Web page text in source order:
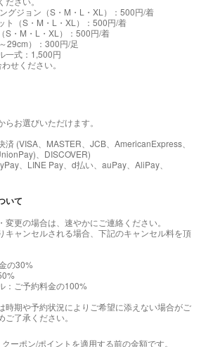
グジョン（S・M・L・XL）：500円/着
ト（S・M・L・XL）：500円/着
S・M・L・XL）：500円/着
29cm）：300円/足
一式：1,500円
せください。
お選びいただけます。
済 (VISA、MASTER、JCB、AmericanExpress、
、DISCOVER)
、LINE Pay、d払い、auPay、AliPay、
いて
変更の場合は、速やかにご連絡ください。
キャンセルされる場合、下記のキャンセル料を頂
の30%
：ご予約料金の100%
時期や予約状況によりご希望に添えない場合がご
了承ください。
ーポン/ポイントを適用する前の金額です。